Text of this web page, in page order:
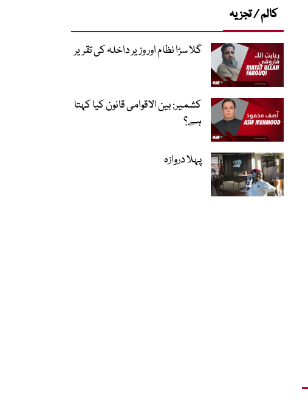
کالم / تجزیہ
گلا سڑا نظام اور وزیر داخلہ کی تقریر
کشمیر: بین الاقوامی قانون کیا کہتا
ہے؟
پہلا دروازہ